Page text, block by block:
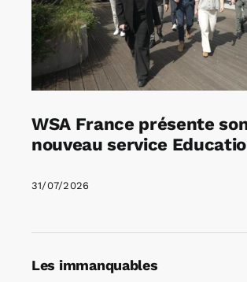
WSA France présente
nouveau service
31/07/2026
Les immanquables